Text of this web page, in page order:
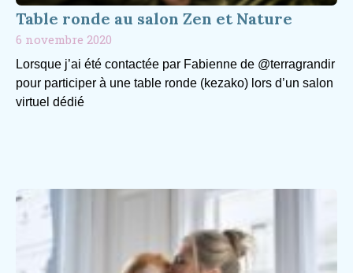
Table ronde au salon Zen et Nature
6 novembre 2020
Lorsque j’ai été contactée par Fabienne de @terragrandir
pour participer à une table ronde (kezako) lors d’un salon
virtuel dédié